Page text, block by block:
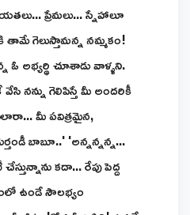
ప్రేమలు... స్నేహాలూ
గెలుస్తామన్న నమ్మకం!
ఓ అభ్యర్థి చూశాడు వాళ్ళని.
నన్ను గెలిపిస్తే మీ అందరికీ
మీ పవిత్రమైన,
బాబూ..' 'అన్నన్నన్న...
కదా... రేపు పెద్ద
ఉండే సౌలభ్యం